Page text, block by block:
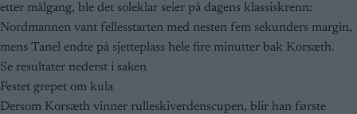
etter målgang, ble det soleklar seier på dagens klassiskrenn:
Nordmannen vant fellesstarten med nesten fem sekunders margin,
mens Tanel endte på sjetteplass hele fire minutter bak Korsæth.
Se resultater nederst i saken
Festet grepet om kula
Dersom Korsæth vinner rulleskiverdenscupen, blir han første